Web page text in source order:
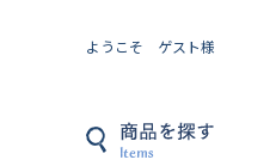
ようこそ ゲスト様